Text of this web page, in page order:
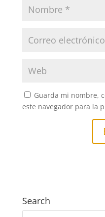
Guarda mi nombre,
este navegador para la
Search